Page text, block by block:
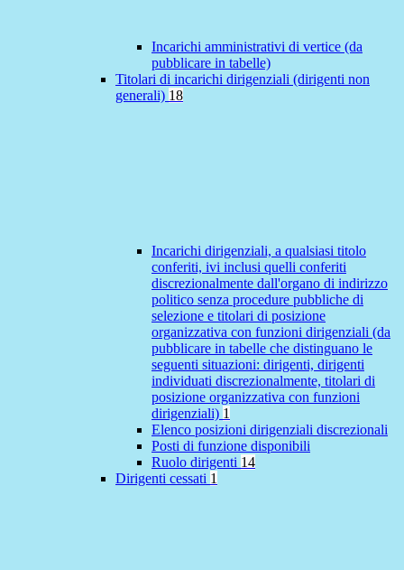
Incarichi amministrativi di vertice (da
pubblicare in tabelle)
Titolari di incarichi dirigenziali (dirigenti non
generali) 18
Incarichi dirigenziali, a qualsiasi titolo
conferiti, ivi inclusi quelli conferiti
discrezionalmente dall'organo di indirizzo
politico senza procedure pubbliche di
selezione e titolari di posizione
organizzativa con funzioni dirigenziali (da
pubblicare in tabelle che distinguano le
seguenti situazioni: dirigenti, dirigenti
individuati discrezionalmente, titolari di
posizione organizzativa con funzioni
dirigenziali) 1
Elenco posizioni dirigenziali discrezionali
Posti di funzione disponibili
Ruolo dirigenti 14
Dirigenti cessati 1